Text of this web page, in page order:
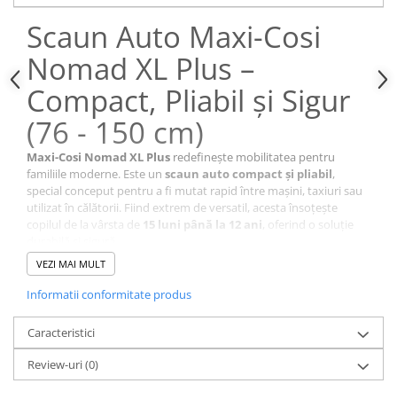
Scaun Auto Maxi-Cosi
Nomad XL Plus –
Compact, Pliabil și Sigur
(76 - 150 cm)
Maxi-Cosi Nomad XL Plus redefinește mobilitatea pentru
familiile moderne. Este un scaun auto compact și pliabil,
special conceput pentru a fi mutat rapid între mașini, taxiuri sau
utilizat în călătorii. Fiind extrem de versatil, acesta însoțește
copilul de la vârsta de 15 luni până la 12 ani , oferind o soluție
Siguranță Avansată cu
Certificare i-Size
respectă cele mai recente standarde europene, oferind liniște
Certificare i-Size (R129/04):
Testat riguros pentru protecție
maximă.
VEZI MAI MULT
Informatii conformitate produs
Caracteristici
Review-uri(0)